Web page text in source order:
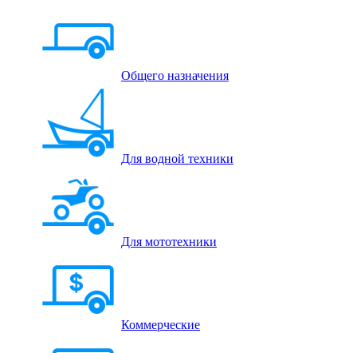
Общего назначения
Для водной техники
Для мототехники
Коммерческие